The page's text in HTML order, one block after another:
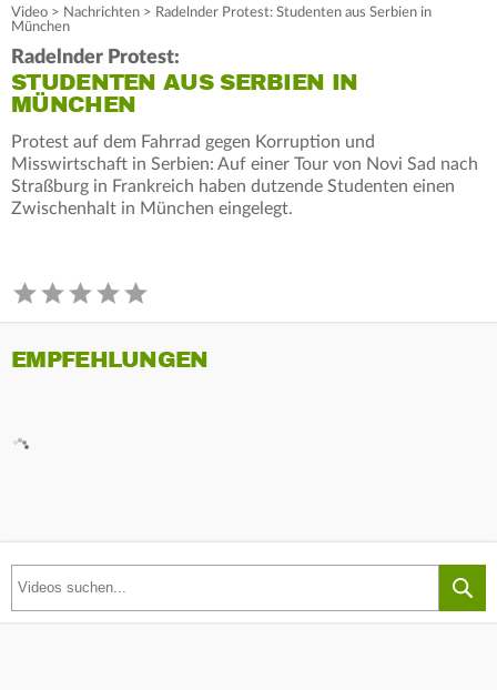
Video > Nachrichten > Radelnder Protest: Studenten aus Serbien in
München
Radelnder Protest:
STUDENTEN AUS SERBIEN IN
MÜNCHEN
Protest auf dem Fahrrad gegen Korruption und
Misswirtschaft in Serbien: Auf einer Tour von Novi Sad nach
Straßburg in Frankreich haben dutzende Studenten einen
Zwischenhalt in München eingelegt.
EMPFEHLUNGEN